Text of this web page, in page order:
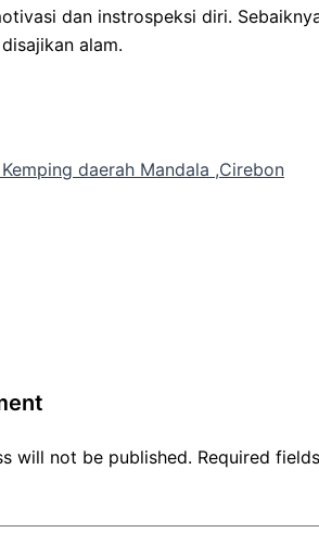
dan instrospeksi diri.
alam.
daerah Mandala ,Cirebon
will not be published. Required